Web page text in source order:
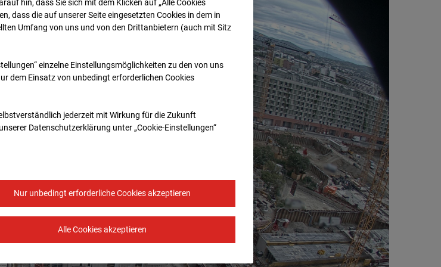
hin, dass Sie sich mit dem Klicken auf „Alle Cookies
dass die auf unserer Seite eingesetzten Cookies in dem in
Umfang von uns und von den Drittanbietern (auch mit Sitz
einzelne Einstellungsmöglichkeiten zu den von uns
dem Einsatz von unbedingt erforderlichen Cookies
jederzeit mit Wirkung für die Zukunft
Datenschutzerklärung unter „Cookie-Einstellungen“
Nur unbedingt erforderliche Cookies akzeptieren
Alle Cookies akzeptieren